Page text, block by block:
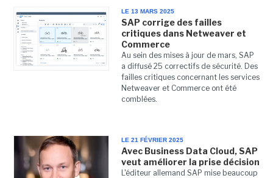
LE 13 MARS 2025
SAP corrige des failles
critiques dans Netweaver et
Commerce
Au sein des mises à jour de mars, SAP
a diffusé 25 correctifs de sécurité. Des
failles critiques concernant les services
Netweaver et Commerce ont été
comblées.
LE 21 FÉVRIER 2025
Avec Business Data Cloud, SAP
veut améliorer la prise décision
L'éditeur allemand SAP mise beaucoup